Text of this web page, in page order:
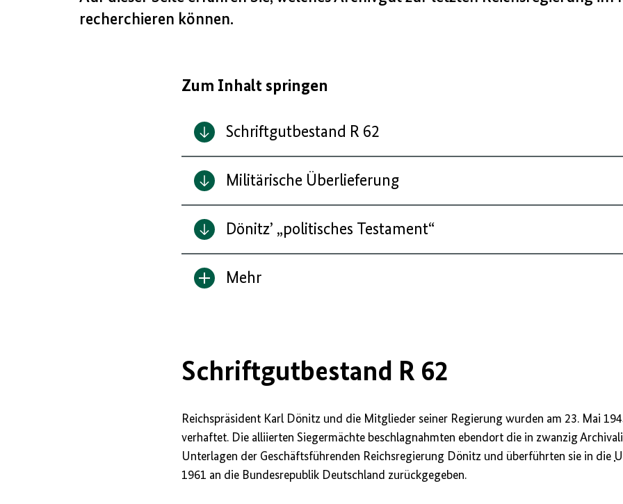
recherchieren können.
Zum Inhalt springen
Schriftgutbestand R 62
Militärische Überlieferung
Dönitz’ „politisches Testament“
Inhalt
Mehr
Schriftgutbestand R 62
Reichspräsident Karl Dönitz und die Mitglieder seiner Regierung wurden am 23. Mai
verhaftet. Die alliierten Siegermächte beschlagnahmten ebendort die in zwanzig
Unterlagen der Geschäftsführenden Reichsregierung Dönitz und überführten sie in die
1961 an die Bundesrepublik Deutschland zurückgegeben.